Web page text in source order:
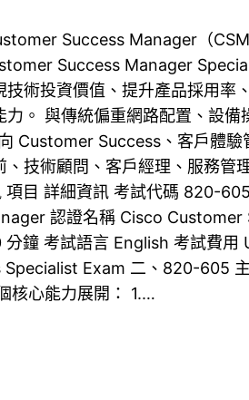
Success Manager（
Success Manager
術投資價值、提升產品採用率
。 與傳統偏重網路配置、設備
Customer Success、客戶體驗
技術顧問、客戶經理、服務管
目 詳細資訊 考試代碼 820-
認證名稱 Cisco Customer
鐘 考試語言 English 考試費用
Exam 二、820-605
核心能力展開： 1.…